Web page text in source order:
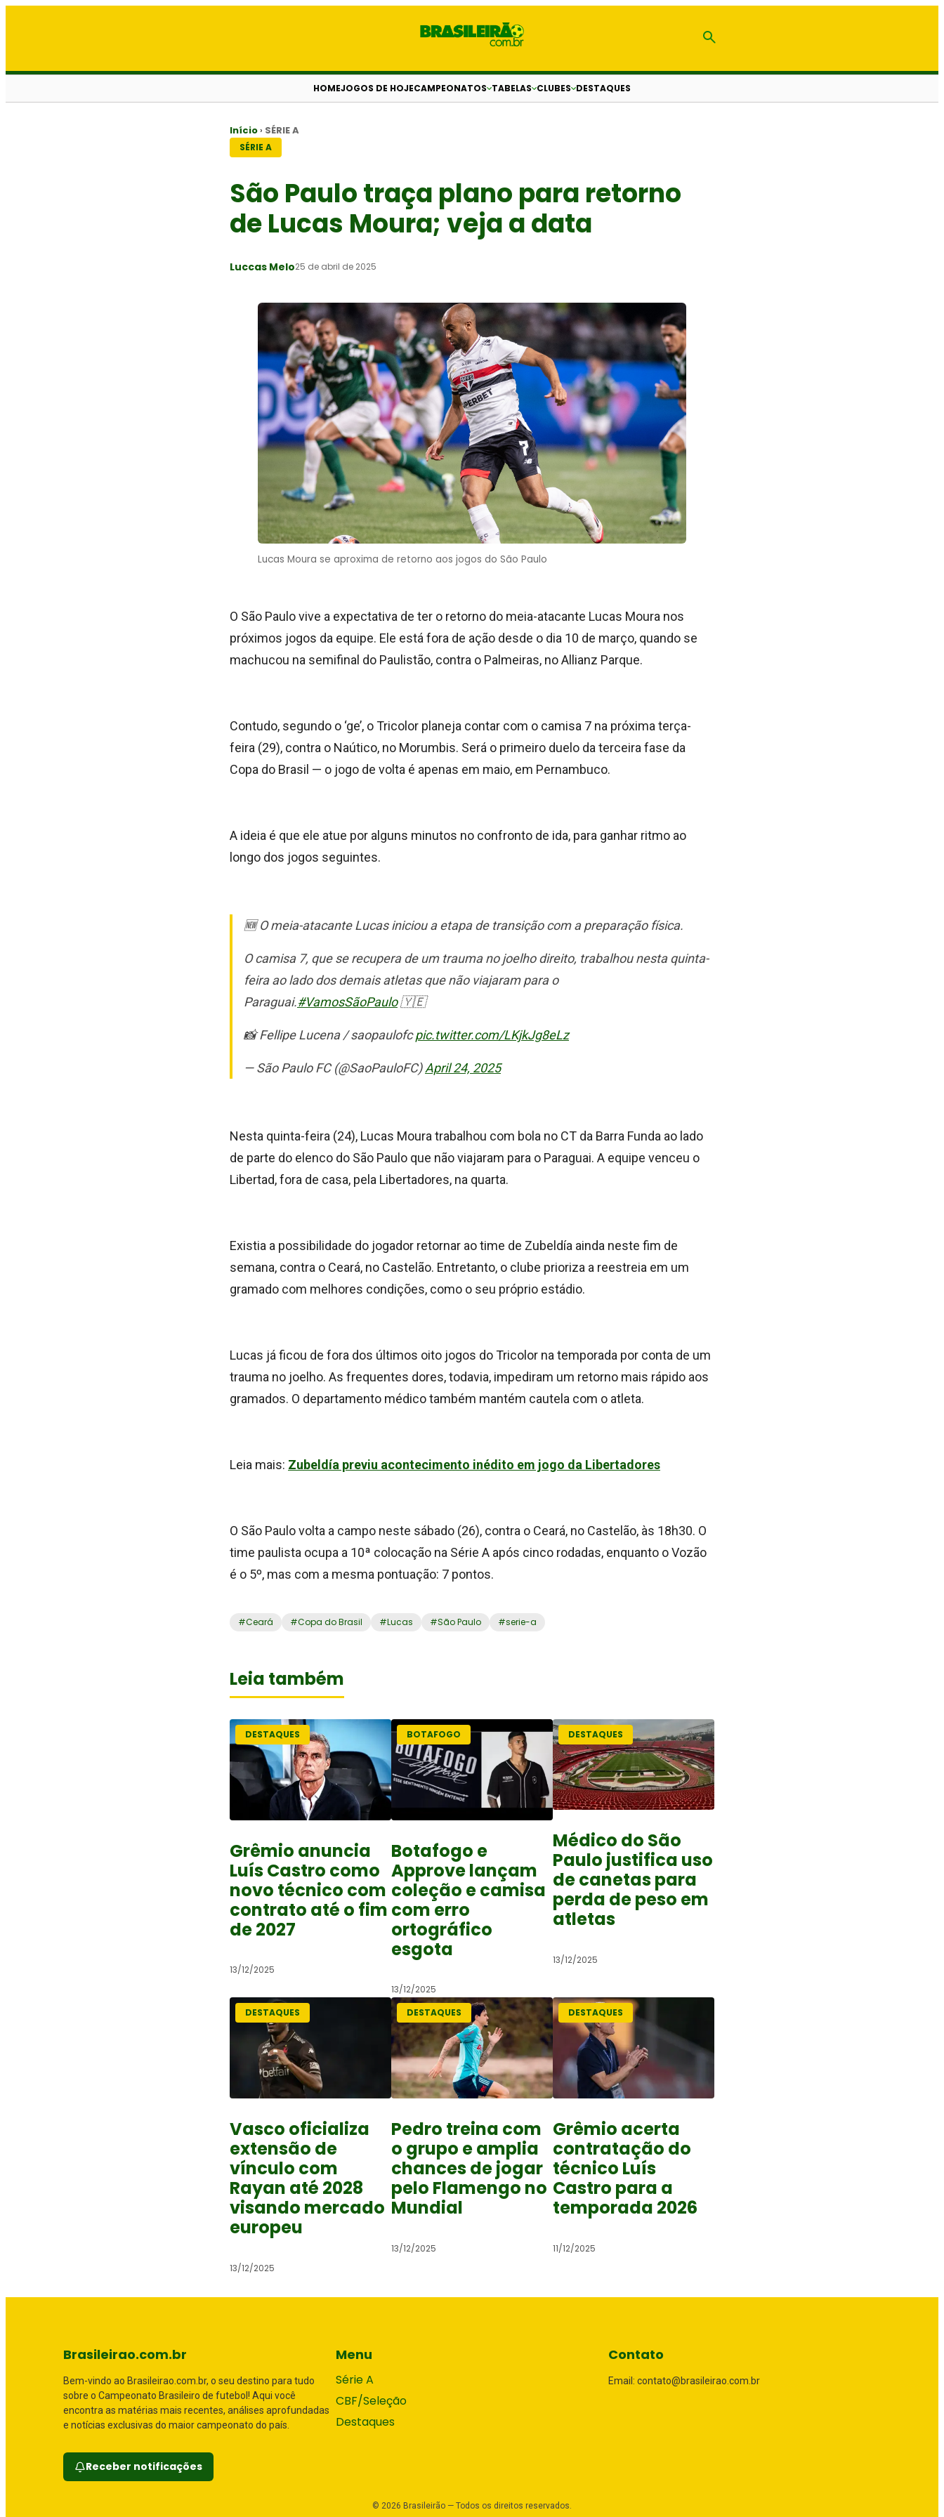
HOMEJOGOS DE HOJECAMPEONATOS TABELAS CLUBES DESTAQUES
Início › SÉRIE A
SÉRIE A
São Paulo traça plano para retorno
de Lucas Moura; veja a data
Luccas Melo25 de abril de 2025
Lucas Moura se aproxima de retorno aos jogos do São Paulo
O São Paulo vive a expectativa de ter o retorno do meia-atacante Lucas Moura nos
próximos jogos da equipe. Ele está fora de ação desde o dia 10 de março, quando se
machucou na semifinal do Paulistão, contra o Palmeiras, no Allianz Parque.
Contudo, segundo o ‘ge’, o Tricolor planeja contar com o camisa 7 na próxima terça-
feira (29), contra o Naútico, no Morumbis. Será o primeiro duelo da terceira fase da
Copa do Brasil — o jogo de volta é apenas em maio, em Pernambuco.
A ideia é que ele atue por alguns minutos no confronto de ida, para ganhar ritmo ao
longo dos jogos seguintes.
🆕 O meia-atacante Lucas iniciou a etapa de transição com a preparação física.
O camisa 7, que se recupera de um trauma no joelho direito, trabalhou nesta quinta-
feira ao lado dos demais atletas que não viajaram para o
Paraguai.#VamosSãoPaulo🇾🇪
📸 Fellipe Lucena / saopaulofcpic.twitter.com/LKjkJg8eLz
— São Paulo FC (@SaoPauloFC)April 24, 2025
Nesta quinta-feira (24), Lucas Moura trabalhou com bola no CT da Barra Funda ao lado
de parte do elenco do São Paulo que não viajaram para o Paraguai. A equipe venceu o
Libertad, fora de casa, pela Libertadores, na quarta.
Existia a possibilidade do jogador retornar ao time de Zubeldía ainda neste fim de
semana, contra o Ceará, no Castelão. Entretanto, o clube prioriza a reestreia em um
gramado com melhores condições, como o seu próprio estádio.
Lucas já ficou de fora dos últimos oito jogos do Tricolor na temporada por conta de um
trauma no joelho. As frequentes dores, todavia, impediram um retorno mais rápido aos
gramados. O departamento médico também mantém cautela com o atleta.
Leia mais: Zubeldía previu acontecimento inédito em jogo da Libertadores
O São Paulo volta a campo neste sábado (26), contra o Ceará, no Castelão, às 18h30. O
time paulista ocupa a 10ª colocação na Série A após cinco rodadas, enquanto o Vozão
é o 5º, mas com a mesma pontuação: 7 pontos.
#Ceará #Copa do Brasil #Lucas #São Paulo #serie-a
Leia também
DESTAQUES
Grêmio anuncia
Luís Castro como
novo técnico com
contrato até o fim
de 2027
13/12/2025
BOTAFOGO
Botafogo e
Approve lançam
coleção e camisa
com erro
ortográfico
esgota
13/12/2025
DESTAQUES
Médico do São
Paulo justifica uso
de canetas para
perda de peso em
atletas
13/12/2025
DESTAQUES
Vasco oficializa
extensão de
vínculo com
Rayan até 2028
visando mercado
europeu
13/12/2025
DESTAQUES
Pedro treina com
o grupo e amplia
chances de jogar
pelo Flamengo no
Mundial
13/12/2025
DESTAQUES
Grêmio acerta
contratação do
técnico Luís
Castro para a
temporada 2026
11/12/2025
Brasileirao.com.br
Bem-vindo ao Brasileirao.com.br, o seu destino para tudo
sobre o Campeonato Brasileiro de futebol! Aqui você
encontra as matérias mais recentes, análises aprofundadas
e notícias exclusivas do maior campeonato do país.
Receber notificações
Menu
Série A
CBF/Seleção
Destaques
Contato
Email: contato@brasileirao.com.br
© 2026 Brasileirão — Todos os direitos reservados.